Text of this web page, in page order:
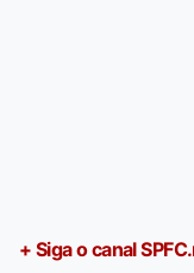
+ Siga o canal